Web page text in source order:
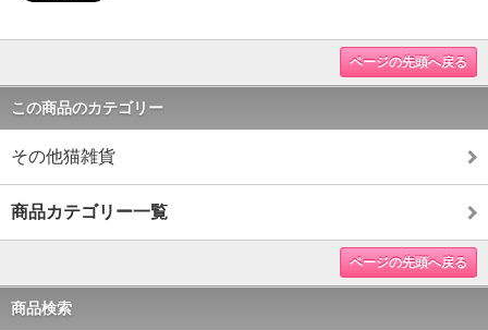
ページの先頭へ戻る
この商品のカテゴリー
その他猫雑貨
商品カテゴリー一覧
ページの先頭へ戻る
商品検索